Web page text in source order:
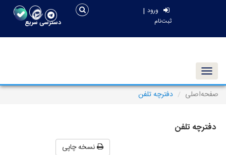
ورود |
ثبت‌نام دسترسی سریع
Toggle navigation
صفحه‌اصلی
دفترچه تلفن
دفترچه تلفن
نسخه چاپی